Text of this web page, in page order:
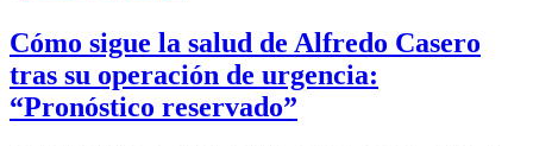
Cómo sigue la salud de Alfredo Casero
tras su operación de urgencia:
“Pronóstico reservado”